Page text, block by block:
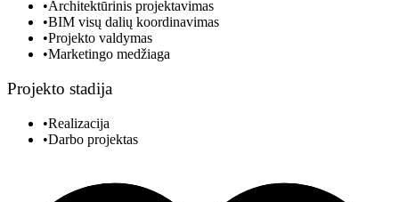
•Architektūrinis projektavimas
•BIM visų dalių koordinavimas
•Projekto valdymas
•Marketingo medžiaga
Projekto stadija
•Realizacija
•Darbo projektas